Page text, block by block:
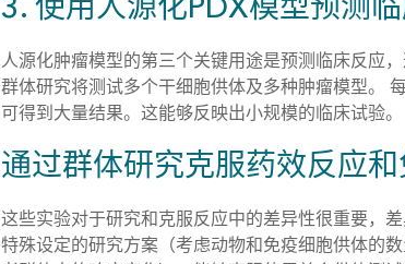
人源化肿瘤模型的第三个关键用途是预测临床反应
群体研究将测试多个干细胞供体及多种肿瘤模型。
可得到大量结果。这能够反映出小规模的临床试验。
通过群体研究克服药效反应
这些实验对于研究和克服反应中的差异性很重要，
特殊设定的研究方案（考虑动物和免疫细胞供体的